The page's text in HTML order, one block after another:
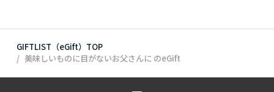
GIFTLIST（eGift）TOP
美味しいものに目がないお父さんにのeGift